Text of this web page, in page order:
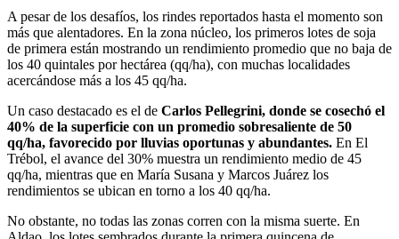
A pesar de los desafíos, los rindes reportados hasta el momento son
más que alentadores. En la zona núcleo, los primeros lotes de soja
de primera están mostrando un rendimiento promedio que no baja de
los 40 quintales por hectárea (qq/ha), con muchas localidades
acercándose más a los 45 qq/ha.
Un caso destacado es el de Carlos Pellegrini, donde se cosechó el
40% de la superficie con un promedio sobresaliente de 50
qq/ha, favorecido por lluvias oportunas y abundantes. En El
Trébol, el avance del 30% muestra un rendimiento medio de 45
qq/ha, mientras que en María Susana y Marcos Juárez los
rendimientos se ubican en torno a los 40 qq/ha.
No obstante, no todas las zonas corren con la misma suerte. En